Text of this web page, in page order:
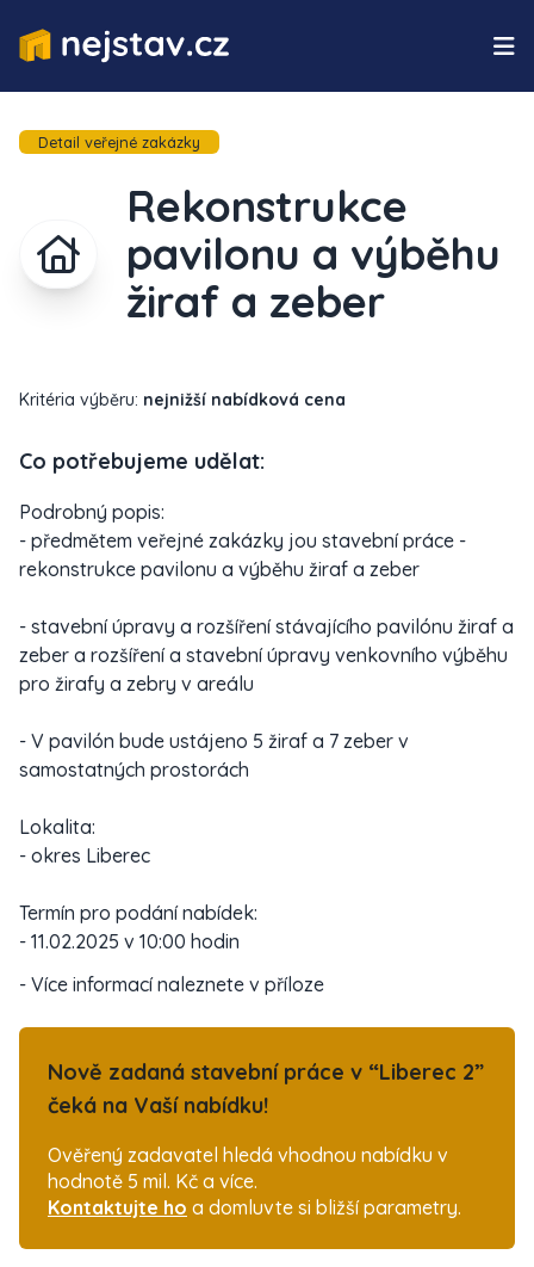
Detail veřejné zakázky
Rekonstrukce
pavilonu a výběhu
žiraf a zeber
Kritéria výběru: nejnižší nabídková cena
Co potřebujeme udělat:
Podrobný popis:
- předmětem veřejné zakázky jou stavební práce -
rekonstrukce pavilonu a výběhu žiraf a zeber
- stavební úpravy a rozšíření stávajícího pavilónu žiraf a
zeber a rozšíření a stavební úpravy venkovního výběhu
pro žirafy a zebry v areálu
- V pavilón bude ustájeno 5 žiraf a 7 zeber v
samostatných prostorách
Lokalita:
- okres Liberec
Termín pro podání nabídek:
- 11.02.2025 v 10:00 hodin
- Více informací naleznete v příloze
Nově zadaná stavební práce v “Liberec 2”
čeká na Vaší nabídku!
Ověřený zadavatel hledá vhodnou nabídku v
hodnotě 5 mil. Kč a více.
Kontaktujte ho a domluvte si bližší parametry.